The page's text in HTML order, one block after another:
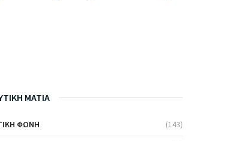
ΜΑΤΙΑ
ΦΩΝΉ (143)